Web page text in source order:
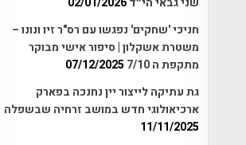
חניכי 'שחקים' נפגשו עם רס"ר זיו ונונו –
משטרת אשקלון | סיפור אישי מבוקר
מתקפת ה 7/10
07/12/2025
גת עתיקה לייצור יין נחנכה בפארק
ארכיאולוגי חדש במושב זרחיה שבשפלה
11/11/2025